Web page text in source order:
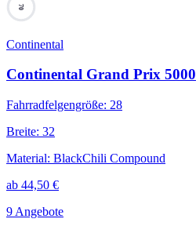
70
Continental
Continental Grand Prix 5000
Fahrradfelgengröße: 28
Breite: 32
Material: BlackChili Compound
ab 44,50 €
9 Angebote